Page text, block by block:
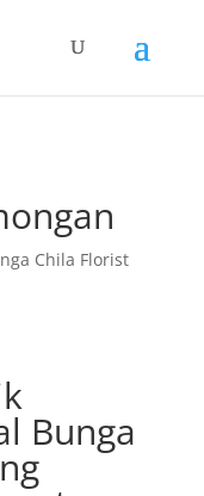
Chila Florist
Bunga